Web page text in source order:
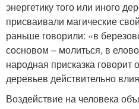
энергетику того или иного
присваивали магические
раньше говорили: «в
сосновом – молиться, в
народная присказка говорит
деревьев действительно
Воздействие на человека